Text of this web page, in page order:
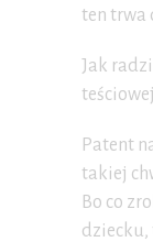
ten trwa
Jak
Patent
takiej
Bo co
dziecku,